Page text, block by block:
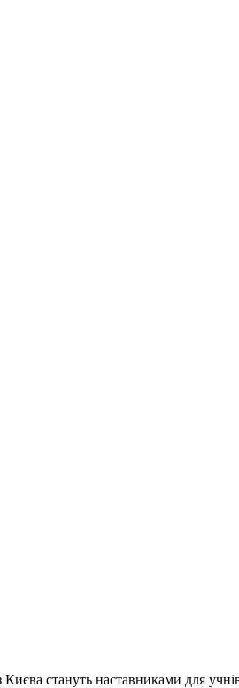
стануть наставниками для учнів